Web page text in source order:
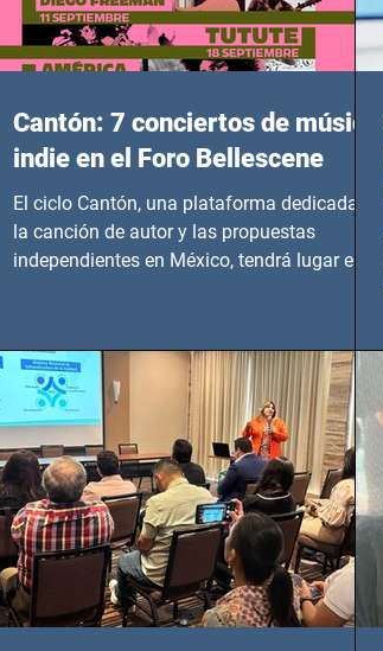
Cantón: 7 conciertos de música
indie en el Foro Bellescene
El ciclo Cantón, una plataforma dedicada a
la canción de autor y las propuestas
independientes en México, tendrá lugar en el
del 14 de agosto al 25 de septiembre, a las
20:00 horas.